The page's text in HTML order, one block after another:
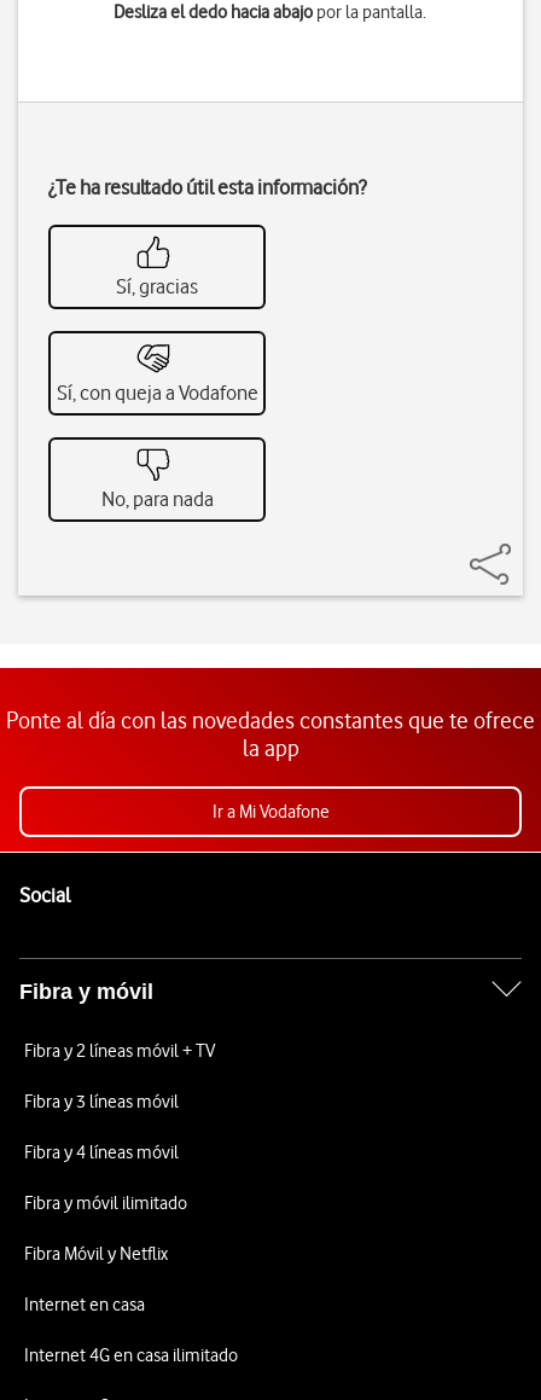
Desliza el dedo hacia abajo por la pantalla.
¿Te ha resultado útil esta información?
Sí, gracias
Sí, con queja a Vodafone
No, para nada
Ponte al día con las novedades constantes que te ofrece
la app
Ir a Mi Vodafone
SocialEnlaces a las redes sociales de Vodafone
Fibra y móvil
Fibra y 2 líneas móvil + TV
Fibra y 3 líneas móvil
Fibra y 4 líneas móvil
Fibra y móvil ilimitado
Fibra Móvil y Netflix
Internet en casa
Internet 4G en casa ilimitado